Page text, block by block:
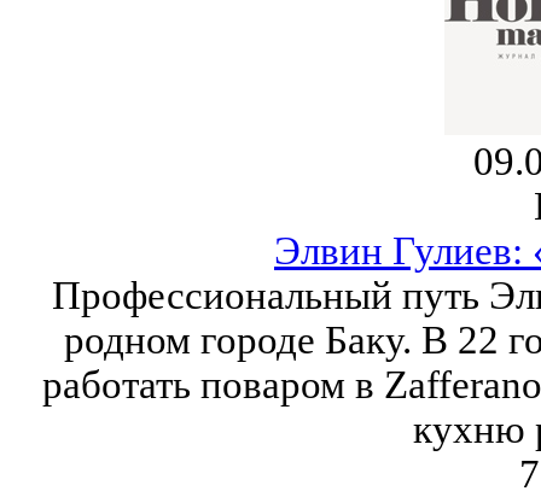
Элвин
Профессиональный путь
родном городе Баку. В 22
работать поваром в
кухню